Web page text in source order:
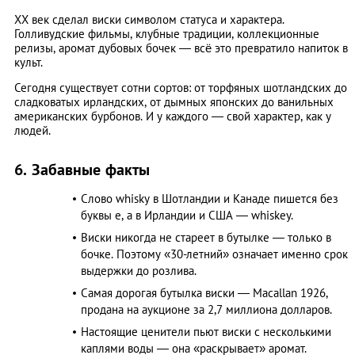
XX век сделал виски символом статуса и характера.
Голливудские фильмы, клубные традиции, коллекционные
релизы, аромат дубовых бочек — всё это превратило напиток в
культ.
Сегодня существует сотни сортов: от торфяных шотландских до
сладковатых ирландских, от дымных японских до ванильных
американских бурбонов. И у каждого — свой характер, как у
людей.
6. Забавные факты
Слово whisky в Шотландии и Канаде пишется без
буквы e, а в Ирландии и США — whiskey.
Виски никогда не стареет в бутылке — только в
бочке. Поэтому «30-летний» означает именно срок
выдержки до розлива.
Самая дорогая бутылка виски — Macallan 1926,
продана на аукционе за 2,7 миллиона долларов.
Настоящие ценители пьют виски с несколькими
каплями воды — она «раскрывает» аромат.